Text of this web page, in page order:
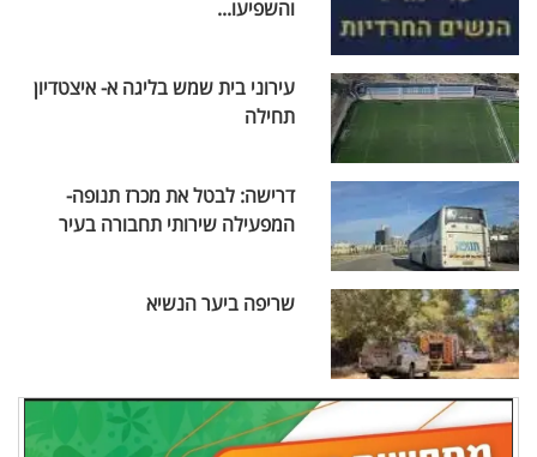
והשפיעו...
עירוני בית שמש בליגה א- איצטדיון
תחילה
דרישה: לבטל את מכרז תנופה-
המפעילה שירותי תחבורה בעיר
שריפה ביער הנשיא